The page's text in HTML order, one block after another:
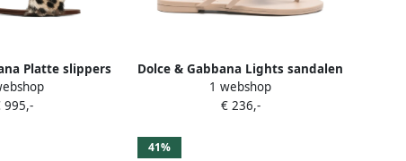
Platte slippers
print Beige
995,-
Dolce & Gabbana Lights sandalen
met logo Beige
1 webshop
€ 236,-
41%